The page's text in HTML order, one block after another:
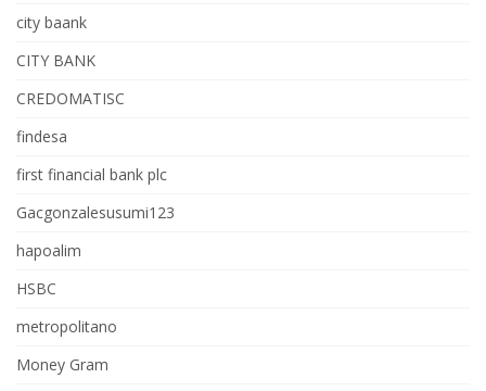
city baank
CITY BANK
CREDOMATISC
findesa
first financial bank plc
Gacgonzalesusumi123
hapoalim
HSBC
metropolitano
Money Gram